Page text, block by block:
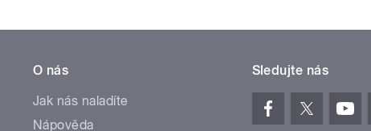
O nás
Jak nás naladíte
Nápověda
Sledujte nás